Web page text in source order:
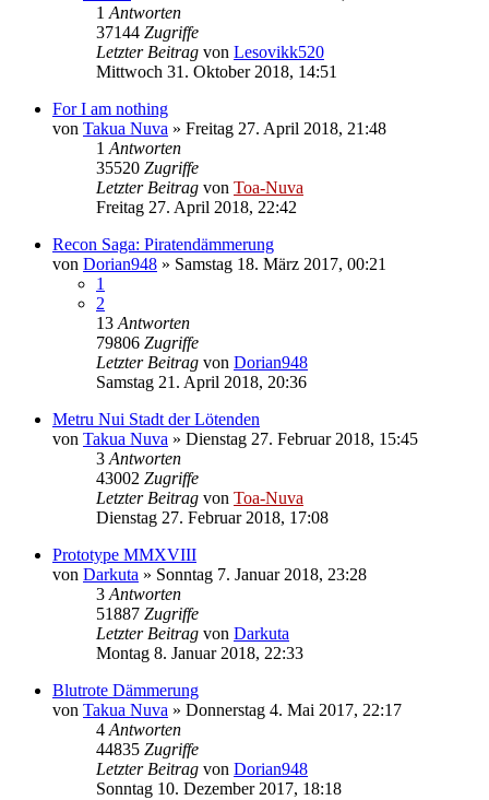
1 Antworten
37144 Zugriffe
Letzter Beitrag von Lesovikk520
Mittwoch 31. Oktober 2018, 14:51
For I am nothing
von Takua Nuva » Freitag 27. April 2018, 21:48
1 Antworten
35520 Zugriffe
Letzter Beitrag von Toa-Nuva
Freitag 27. April 2018, 22:42
Recon Saga: Piratendämmerung
von Dorian948 » Samstag 18. März 2017, 00:21
1
2
13 Antworten
79806 Zugriffe
Letzter Beitrag von Dorian948
Samstag 21. April 2018, 20:36
Metru Nui Stadt der Lötenden
von Takua Nuva » Dienstag 27. Februar 2018, 15:45
3 Antworten
43002 Zugriffe
Letzter Beitrag von Toa-Nuva
Dienstag 27. Februar 2018, 17:08
Prototype MMXVIII
von Darkuta » Sonntag 7. Januar 2018, 23:28
3 Antworten
51887 Zugriffe
Letzter Beitrag von Darkuta
Montag 8. Januar 2018, 22:33
Blutrote Dämmerung
von Takua Nuva » Donnerstag 4. Mai 2017, 22:17
4 Antworten
44835 Zugriffe
Letzter Beitrag von Dorian948
Sonntag 10. Dezember 2017, 18:18